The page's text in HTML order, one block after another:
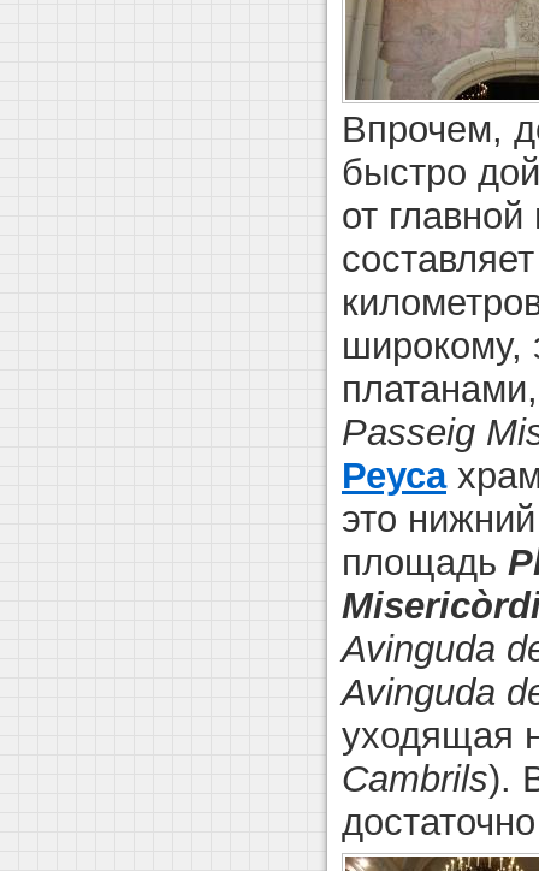
Впрочем,
быстро
от
широкому,
Passeig
Реуса
это
площадь
Avinguda
Avinguda
уходящая
Cambrils).